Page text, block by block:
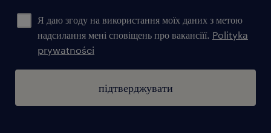
Я даю згоду на використання моїх даних з метою
надсилання мені сповіщень про вакансіїї. Polityka
prywatności
підтверджувати